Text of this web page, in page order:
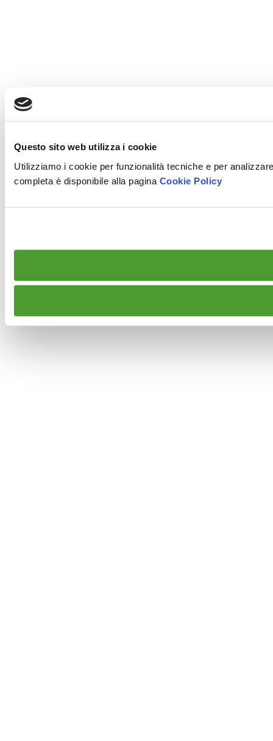
Questo sito web utilizza i cookie
Utilizziamo i cookie per funzionalità tecniche e per
completa è disponibile alla pagina Cookie Policy